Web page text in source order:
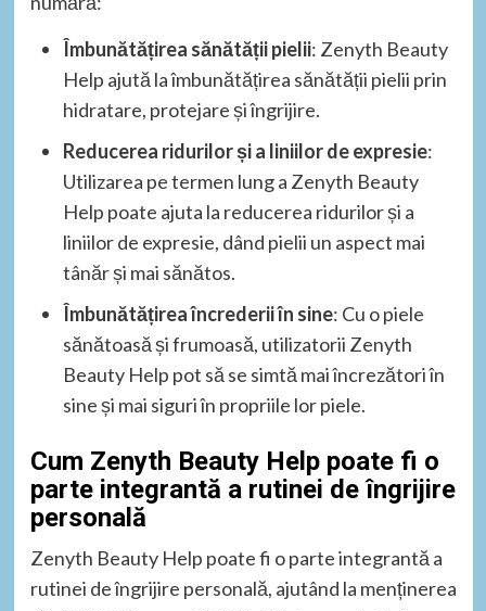
Îmbunătățirea sănătății pielii: Zenyth Beauty
Help ajută la îmbunătățirea sănătății pielii prin
hidratare, protejare și îngrijire.
Reducerea ridurilor și a liniilor de expresie:
Utilizarea pe termen lung a Zenyth Beauty
Help poate ajuta la reducerea ridurilor și a
liniilor de expresie, dând pielii un aspect mai
tânăr și mai sănătos.
Îmbunătățirea încrederii în sine: Cu o piele
sănătoasă și frumoasă, utilizatorii Zenyth
Beauty Help pot să se simtă mai încrezători în
sine și mai siguri în propriile lor piele.
Cum Zenyth Beauty Help poate fi o
parte integrantă a rutinei de îngrijire
personală
Zenyth Beauty Help poate fi o parte integrantă a
rutinei de îngrijire personală, ajutând la menținerea